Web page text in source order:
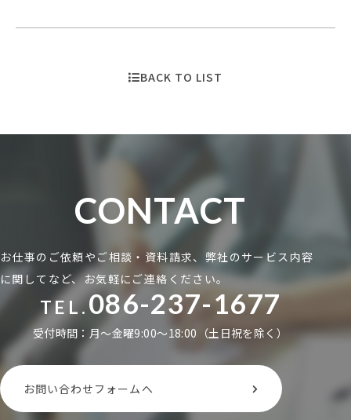
BACK TO LIST
CONTACT
お仕事のご依頼やご相談・資料請求、弊社のサービス内容
に関してなど、お気軽にご連絡ください。
TEL.086-237-1677
受付時間：月〜金曜9:00〜18:00（土日祝を除く）
お問い合わせフォームへ